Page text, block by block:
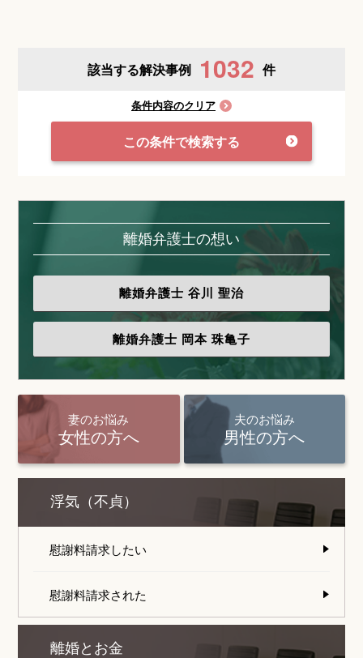
該当する解決事例 1032 件
条件内容のクリア
この条件で検索する
離婚弁護士の想い
離婚弁護士 谷川 聖治
離婚弁護士 岡本 珠亀子
妻のお悩み
女性の方へ
夫のお悩み
男性の方へ
浮気（不貞）
慰謝料請求したい
慰謝料請求された
離婚とお金